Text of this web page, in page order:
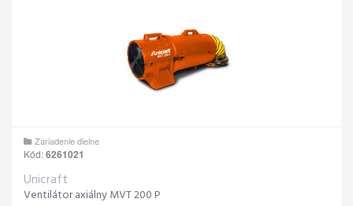
Zariadenie dielne
Kód:6261021
Unicraft
Ventilátor axiálny MVT 200 P